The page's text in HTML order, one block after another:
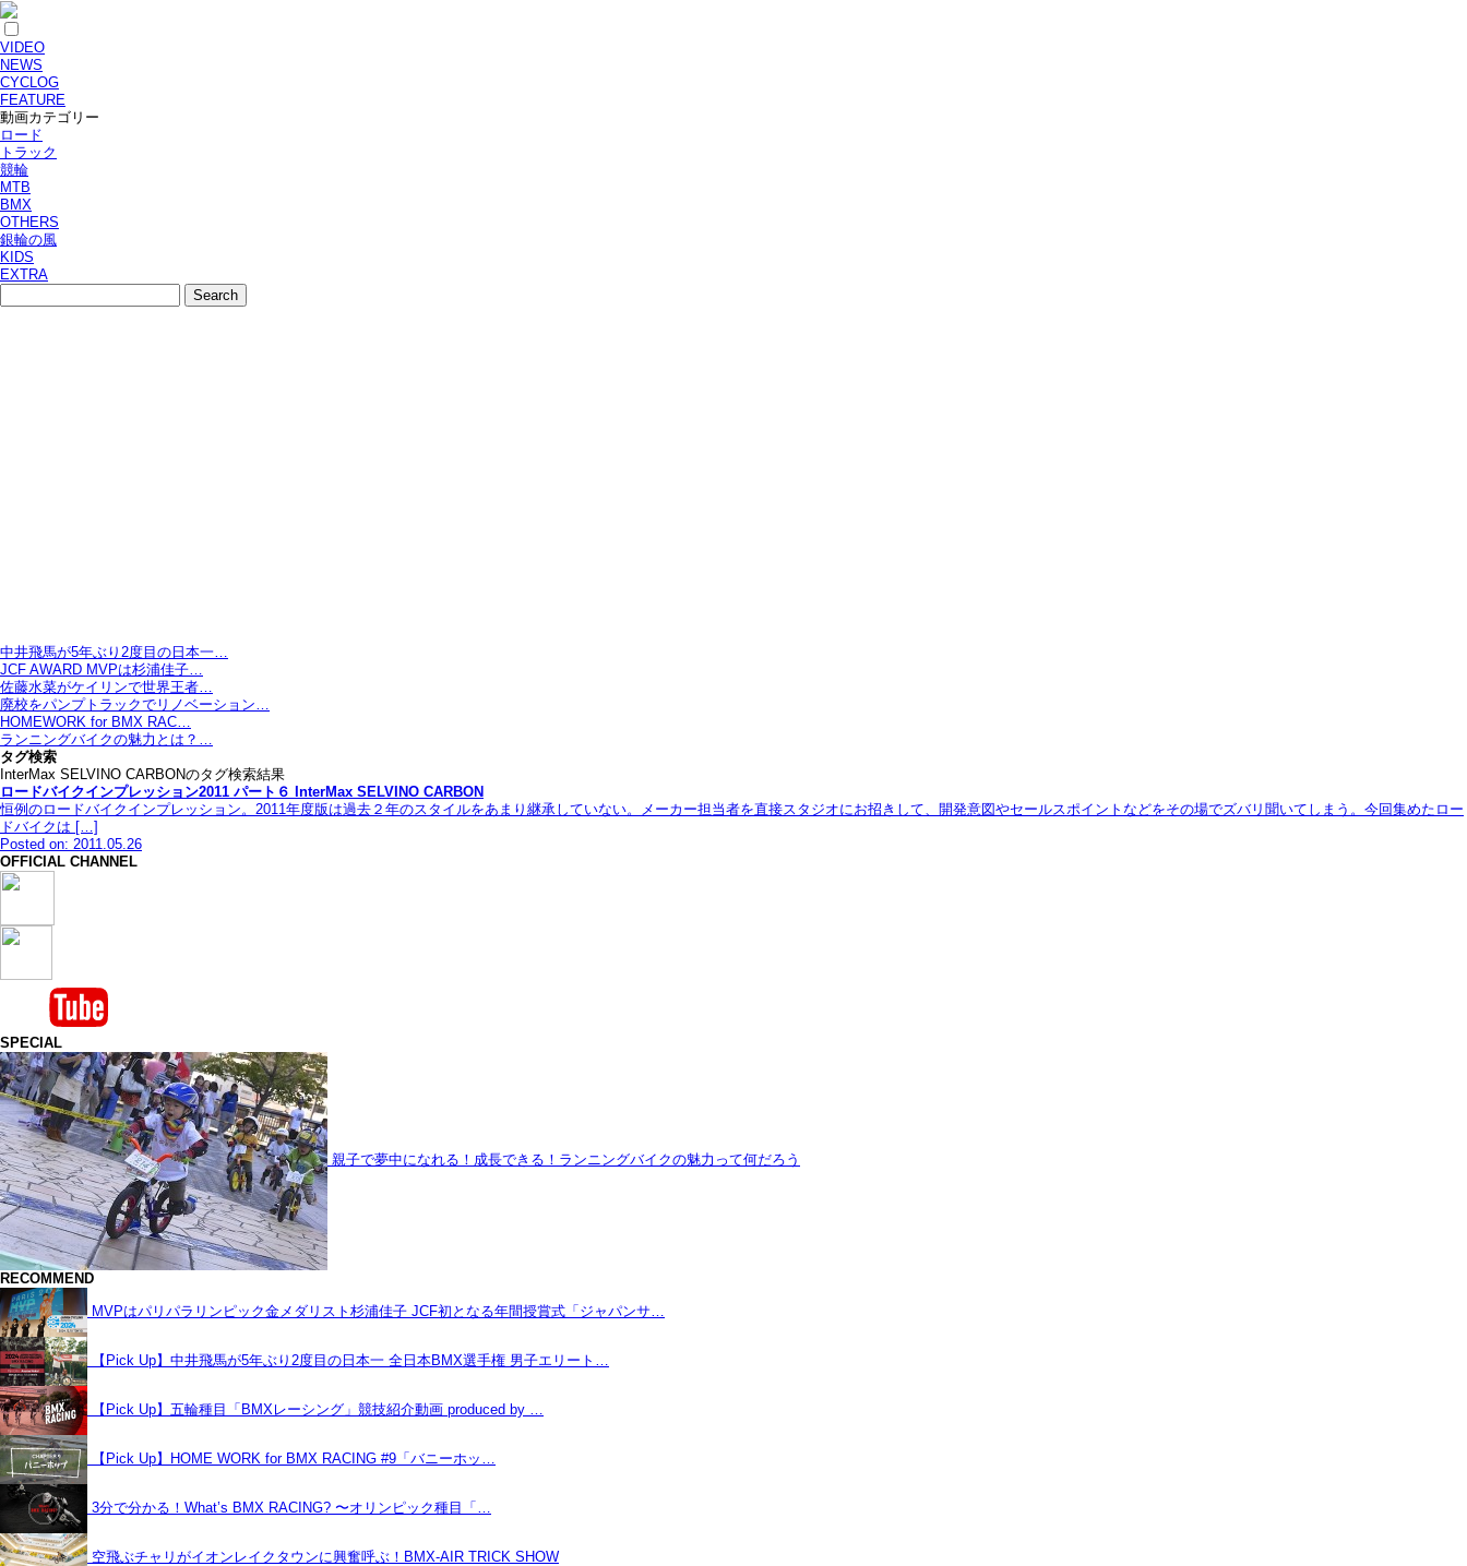
VIDEO
NEWS
CYCLOG
FEATURE
動画カテゴリー
ロード
トラック
競輪
MTB
BMX
OTHERS
銀輪の風
KIDS
EXTRA
中井飛馬が5年ぶり2度目の日本一…
JCF AWARD MVPは杉浦佳子…
佐藤水菜がケイリンで世界王者…
廃校をパンプトラックでリノベーション…
HOMEWORK for BMX RAC…
ランニングバイクの魅力とは？…
タグ検索
InterMax SELVINO CARBONのタグ検索結果
ロードバイクインプレッション2011 パート６ InterMax SELVINO CARBON
恒例のロードバイクインプレッション。2011年度版は過去２年のスタイルをあまり継承していない。メーカー担当者を直接スタジオにお招きして、開発意図やセールスポイントなどをその場でズバリ聞いてしまう。今回集めたロー
ドバイクは […]
Posted on: 2011.05.26
OFFICIAL CHANNEL
SPECIAL
親子で夢中になれる！成長できる！ランニングバイクの魅力って何だろう
RECOMMEND
MVPはパリパラリンピック金メダリスト杉浦佳子 JCF初となる年間授賞式「ジャパンサ…
【Pick Up】中井飛馬が5年ぶり2度目の日本一 全日本BMX選手権 男子エリート…
【Pick Up】五輪種目「BMXレーシング」競技紹介動画 produced by …
【Pick Up】HOME WORK for BMX RACING #9「バニーホッ…
3分で分かる！What’s BMX RACING? 〜オリンピック種目「…
空飛ぶチャリがイオンレイクタウンに興奮呼ぶ！BMX-AIR TRICK SHOW